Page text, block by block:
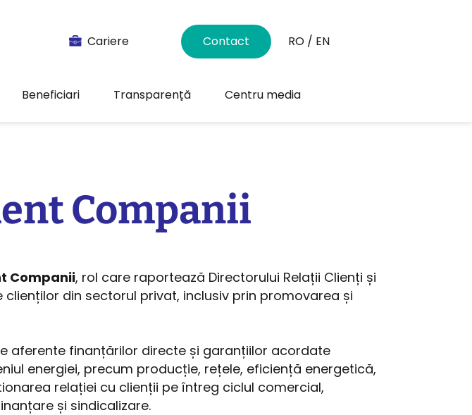
Cariere Contact RO / EN
Beneficiari Transparență Centru media
Companii
Companii, rol care raportează Directorului Relații Clienți și
din sectorul privat, inclusiv prin promovarea și
aferente finanțărilor directe și garanțiilor acordate
energiei, precum producție, rețele, eficiență energetică,
relației cu clienții pe întreg ciclul comercial,
și sindicalizare.